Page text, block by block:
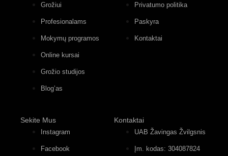
Grožiui
Profesionalams
Mokymų programos
Online kursai
Grožio studijos
Blog’as
Privatumo politika
Paskyra
Kontaktai
Sekite Mus
Instagram
Facebook
Kontaktai
UAB Žavingas Žvilgsnis
Įm. kodas: 304087824